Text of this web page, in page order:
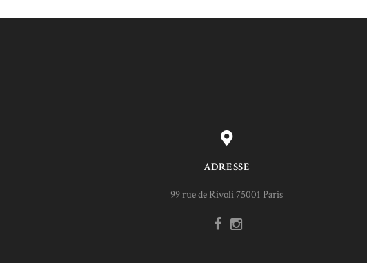
ADRESSE
99 rue de Rivoli 75001 Paris